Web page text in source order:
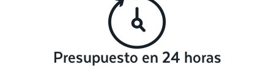
Presupuesto en 24 horas